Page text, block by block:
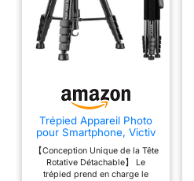
Trépied Appareil Photo
pour Smartphone, Victiv
185cm Trépied Caméra
【Conception Unique de la Tête
Rotative Détachable】 Le
trépied prend en charge le